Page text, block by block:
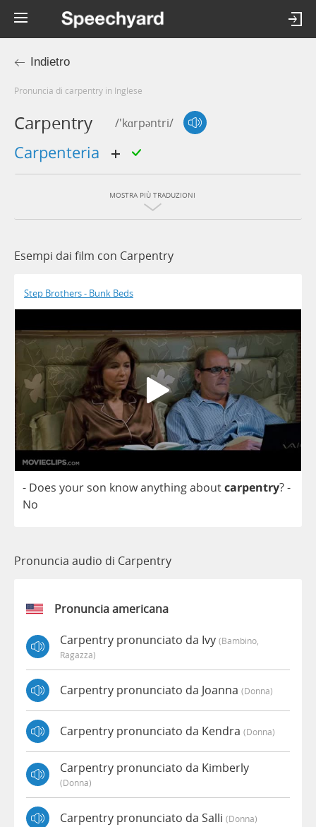
Indietro
Pronuncia di carpentry in Inglese
Carpentry /'kɑrpəntri/
carpenteria
MOSTRA PIÙ TRADUZIONI
Esempi dai film con Carpentry
Step Brothers - Bunk Beds
- Does your son knowanythingaboutcarpentry?-
No
Pronuncia audio di Carpentry
Pronuncia americana
Carpentry pronunciato da Ivy (bambino,
Ragazza)
Carpentry pronunciato da Joanna (donna)
Carpentry pronunciato da Kendra (donna)
Carpentry pronunciato da Kimberly
(donna)
Carpentry pronunciato da Salli (donna)